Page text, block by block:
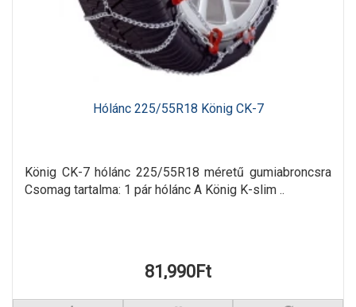
Hólánc 225/55R18 König CK-7
König CK-7 hólánc 225/55R18 méretű gumiabroncsra
Csomag tartalma: 1 pár hólánc A König K-slim ..
81,990Ft